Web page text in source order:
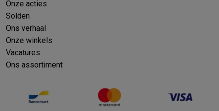
Onze acties
Solden
Ons verhaal
Onze winkels
Vacatures
Ons assortiment